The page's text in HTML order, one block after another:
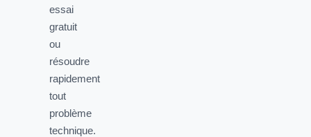
essai
gratuit
ou
résoudre
rapidement
tout
problème
technique.